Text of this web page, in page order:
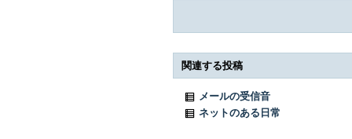
関連する投稿
メールの受信音
ネットのある日常